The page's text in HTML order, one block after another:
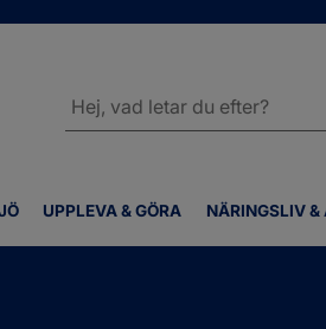
UPPLEVA & GÖRA NÄRINGSLIV &
webbplatsen